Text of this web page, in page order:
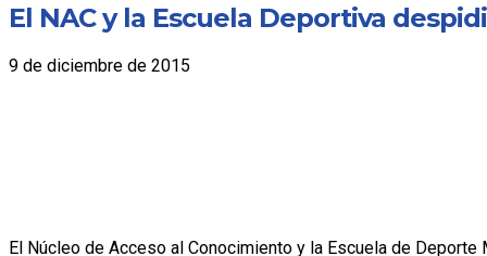
El NAC y la Escuela Deportiva
9 de diciembre de 2015
El Núcleo de Acceso al Conocimiento y la Escuela de